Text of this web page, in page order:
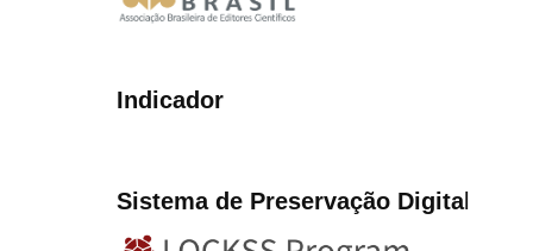
Indicador
Sistema de Preservação Digital